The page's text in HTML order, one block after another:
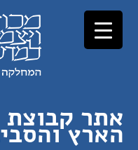
לתוכן
לניווט
אתר קבוצת
הארץ